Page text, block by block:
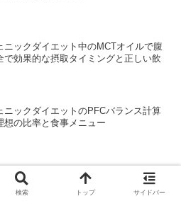
ニックダイエット中のMCTオイルで腹
で効果的な摂取タイミングと正しい飲
ニックダイエットのPFCバランス計算
想の比率と食事メニュー
ト中の人必見！ケトジェニックで尿検
応しない？理由と確実な確認方法
検索 トップ サイドバー